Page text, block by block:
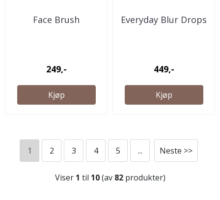
Face Brush
249,-
Kjøp
Everyday Blur Drops
449,-
Kjøp
1 2 3 4 5 ... Neste >>
Viser 1 til 10(av 82produkter)